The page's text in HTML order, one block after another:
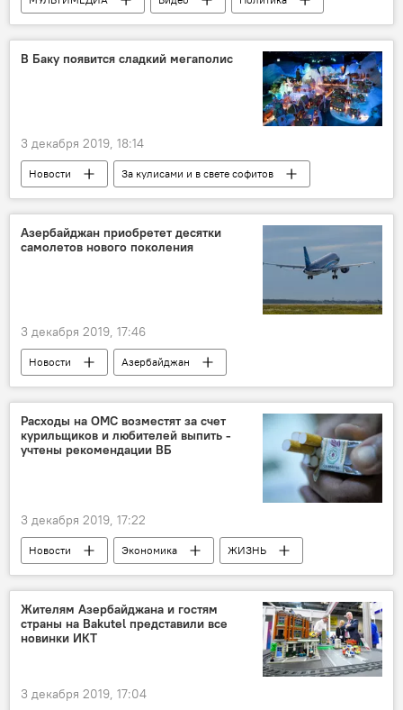
Азербайджан
Новости
Карабах
Россия
В Баку появится сладкий мегаполис
3 декабря 2019, 18:14
Новости
За кулисами и в свете софитов
ЖИЗНЬ
Мегаполис
Баку
Сладости
Aзербайджан приобретет десятки
самолетов нового поколения
3 декабря 2019, 17:46
Новости
Азербайджан
Новости мира
Экономика
Расходы на ОМС возместят за счет
курильщиков и любителей выпить -
учтены рекомендации ВБ
3 декабря 2019, 17:22
Новости Экономика
ЖИЗНЬ
Азербайджан
акцизы
налоги
Повышение
Табачные изделия
ОМС
Жителям Азербайджана и гостям
страны на Bakutel представили все
новинки ИКТ
3 декабря 2019, 17:04